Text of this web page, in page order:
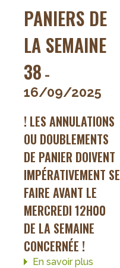
PANIERS DE
LA SEMAINE
38 -
16/09/2025
! LES ANNULATIONS
OU DOUBLEMENTS
DE PANIER DOIVENT
IMPÉRATIVEMENT SE
FAIRE AVANT LE
MERCREDI 12H00
DE LA SEMAINE
CONCERNÉE !
En savoir plus